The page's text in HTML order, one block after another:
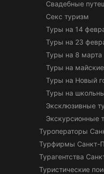
Свадебные
Секс туризм
Туры на 14
Туры на 23
Туры на 8 марта
Туры на
Туры на Новый
Туры на
Эксклюзивные
Экскурсионные
Туроператоры
Турфирмы Санкт-
Турагентства
Туристические